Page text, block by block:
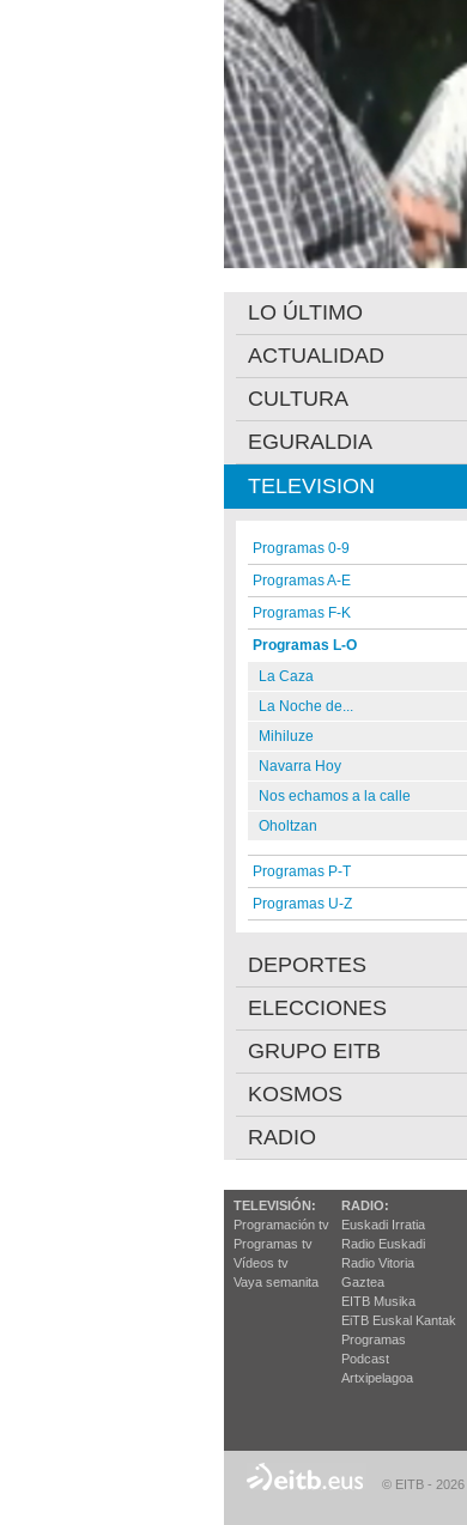
LO ÚLTIMO
ACTUALIDAD
CULTURA
EGURALDIA
TELEVISION
Programas 0-9
Programas A-E
Programas F-K
Programas L-O
La Caza
La Noche de...
Mihiluze
Navarra Hoy
Nos echamos a la calle
Oholtzan
Programas P-T
Programas U-Z
DEPORTES
ELECCIONES
GRUPO EITB
KOSMOS
RADIO
TELEVISIÓN:
Programación tv
Programas tv
Vídeos tv
Vaya semanita
RADIO:
Euskadi Irratia
Radio Euskadi
Radio Vitoria
Gaztea
EITB Musika
EiTB Euskal Kantak
Programas
Podcast
Artxipelagoa
© EITB - 2026